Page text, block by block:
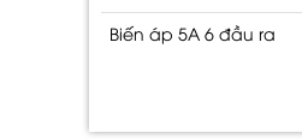
Biến áp 5A 6 đầu ra